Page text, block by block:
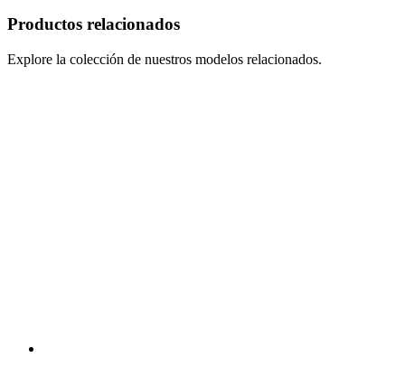
Productos relacionados
Explore la colección de nuestros modelos relacionados.